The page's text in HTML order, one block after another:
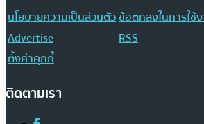
นโยบายความเป็นส่วนตัวข้อตกลงในการใช้
Advertise
RSS
ตั้งค่าคุกกี้
ติดตามเรา